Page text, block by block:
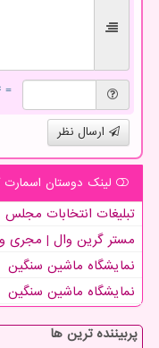
= ۴ بعلاوه ۵
ارسال نظر
لینک دوستان اسمارت
تبلیغات انتخابات مجلس
مستر گرین وال | مجری و
نمایشگاه ماشین سنگین
نمایشگاه ماشین سنگین
پربیننده ترین ها